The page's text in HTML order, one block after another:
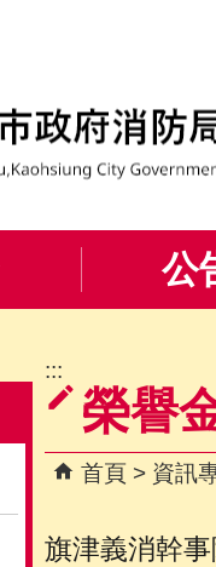
公
:::
榮譽
首頁 資訊
旗津義消幹